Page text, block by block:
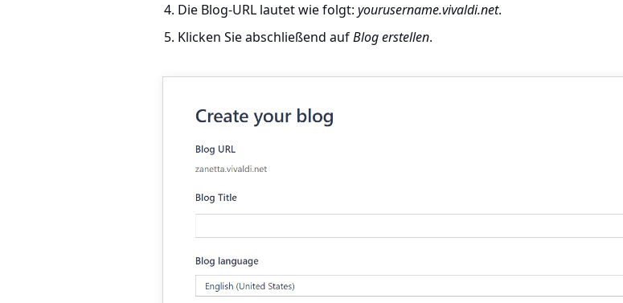
Die Blog-URL lautet wie folgt:yourusername.vivaldi.net.
Klicken Sie abschließend aufBlog erstellen.